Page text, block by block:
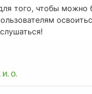
того, чтобы
И. О.